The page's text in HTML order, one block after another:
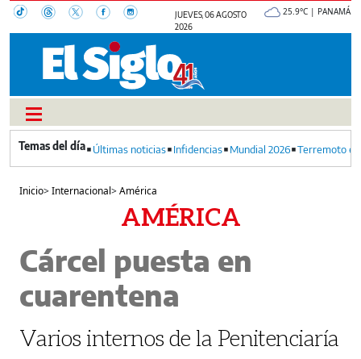
JUEVES, 06 AGOSTO
2026
25.9°C | PANAMÁ
Últimas noticias Infidencias Mundial 2026 Terremoto
Inicio>Internacional>América
AMÉRICA
Cárcel puesta en
cuarentena
Varios internos de la Penitenciaría